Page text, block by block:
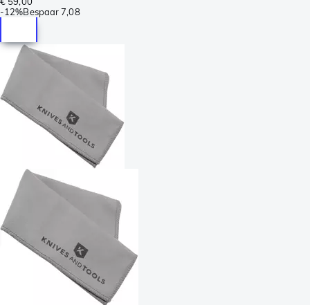
-12%Bespaar 7,08